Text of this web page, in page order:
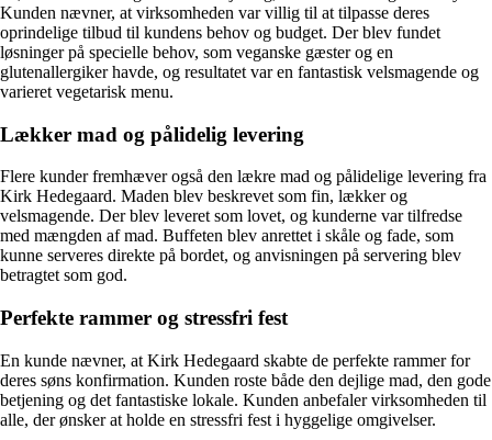
Kunden nævner, at virksomheden var villig til at tilpasse deres
oprindelige tilbud til kundens behov og budget. Der blev fundet
løsninger på specielle behov, som veganske gæster og en
glutenallergiker havde, og resultatet var en fantastisk velsmagende og
varieret vegetarisk menu.
Lækker mad og pålidelig levering
Flere kunder fremhæver også den lækre mad og pålidelige levering fra
Kirk Hedegaard. Maden blev beskrevet som fin, lækker og
velsmagende. Der blev leveret som lovet, og kunderne var tilfredse
med mængden af mad. Buffeten blev anrettet i skåle og fade, som
kunne serveres direkte på bordet, og anvisningen på servering blev
betragtet som god.
Perfekte rammer og stressfri fest
En kunde nævner, at Kirk Hedegaard skabte de perfekte rammer for
deres søns konfirmation. Kunden roste både den dejlige mad, den gode
betjening og det fantastiske lokale. Kunden anbefaler virksomheden til
alle, der ønsker at holde en stressfri fest i hyggelige omgivelser.